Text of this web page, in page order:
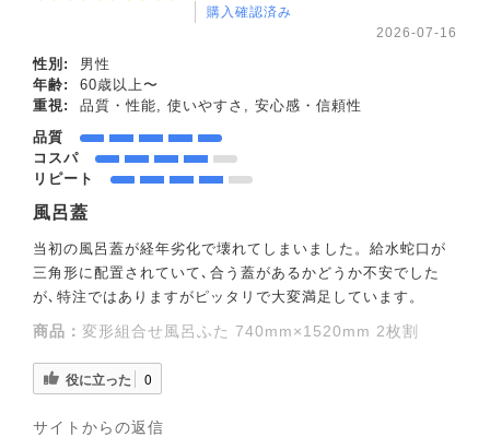
購入確認済み
2026-07-16
性別:
男性
年齢:
60歳以上〜
重視:
品質・性能, 使いやすさ, 安心感・信頼性
品質
コスパ
リピート
風呂蓋
当初の風呂蓋が経年劣化で壊れてしまいました。給水蛇口が
三角形に配置されていて､合う蓋があるかどうか不安でした
が､特注ではありますがピッタリで大変満足しています。
商品： 変形組合せ風呂ふた 740mm×1520mm 2枚割
役に立った 0
サイトからの返信